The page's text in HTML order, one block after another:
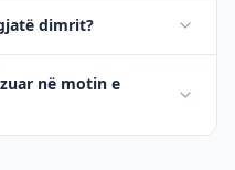
dimrit?
në motin e